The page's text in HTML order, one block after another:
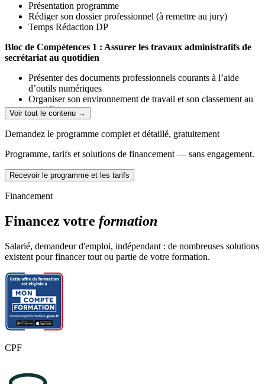
Présentation programme
Rédiger son dossier professionnel (à remettre au jury)
Temps Rédaction DP
Bloc de Compétences 1 : Assurer les travaux administratifs de
secrétariat au quotidien
Présenter des documents professionnels courants à l’aide
d’outils numériques
Organiser son environnement de travail et son classement au
quotidien
Rechercher et transmettre des informations usuelles par écrit
Assurer l’accueil d’une structure au quotidien
Evaluations en cours de formation (livret d’évaluation à remettre au
jury)
Préparation à l’épreuve (12 h compris dans les blocs de
compétences)
quotidien
Assurer la gestion administrative et comptable des clients
Assurer la gestion administrative et comptable des
fournisseurs
Assurer la gestion administrative et comptable des opérations
de trésorerie
Evaluations en cours de formation (livret d’évaluation à remettre au
jury)
compétences)
périodiques
Voir tout le contenu →
Demandez le programme complet et détaillé, gratuitement
Programme, tarifs et solutions de financement — sans engagement.
Recevoir le programme et les tarifs
Financement
Financez votre formation
Salarié, demandeur d'emploi, indépendant : de nombreuses solutions
existent pour financer tout ou partie de votre formation.
CPF